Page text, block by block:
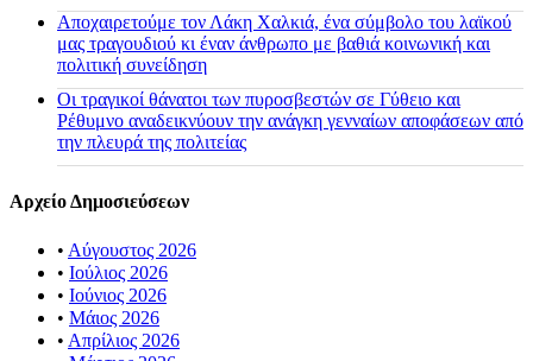
Αποχαιρετούμε τον Λάκη Χαλκιά, ένα σύμβολο του λαϊκού
μας τραγουδιού κι έναν άνθρωπο με βαθιά κοινωνική και
πολιτική συνείδηση
Οι τραγικοί θάνατοι των πυροσβεστών σε Γύθειο και
Ρέθυμνο αναδεικνύουν την ανάγκη γενναίων αποφάσεων από
την πλευρά της πολιτείας
Αρχείο Δημοσιεύσεων
• Αύγουστος 2026
• Ιούλιος 2026
• Ιούνιος 2026
• Μάιος 2026
• Απρίλιος 2026